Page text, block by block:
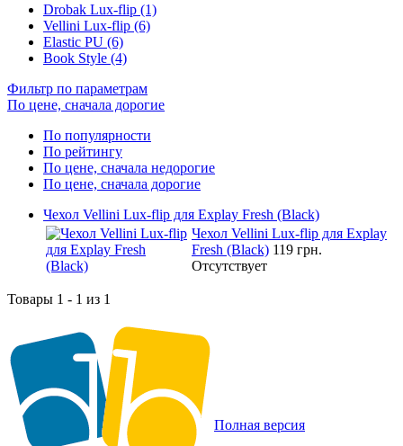
Drobak Lux-flip (1)
Vellini Lux-flip (6)
Elastic PU (6)
Book Style (4)
Фильтр по параметрам
По цене, сначала дорогие
По популярности
По рейтингу
По цене, сначала недорогие
По цене, сначала дорогие
Чехол Vellini Lux-flip для Explay Fresh (Black)
Чехол Vellini Lux-flip для Explay
Fresh (Black) 119 грн.
Отсутствует
Товары 1 - 1 из 1
Полная версия